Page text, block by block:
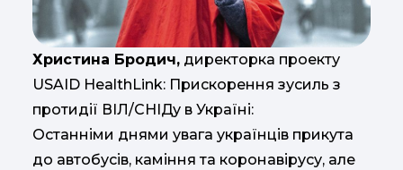
Христина Бродич, директорка проекту
USAID HealthLink: Прискорення зусиль з
протидії ВІЛ/СНІДу в Україні:
Останніми днями увага українців прикута
до автобусів, каміння та коронавірусу, але